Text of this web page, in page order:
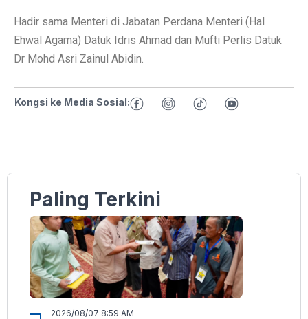
Hadir sama Menteri di Jabatan Perdana Menteri (Hal
Ehwal Agama) Datuk Idris Ahmad dan Mufti Perlis Datuk
Dr Mohd Asri Zainul Abidin.
Kongsi ke Media Sosial:
Paling Terkini
2026/08/07 8:59 AM